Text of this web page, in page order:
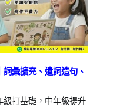
彙擴充、遣詞造句、
級打基礎，中年級提升